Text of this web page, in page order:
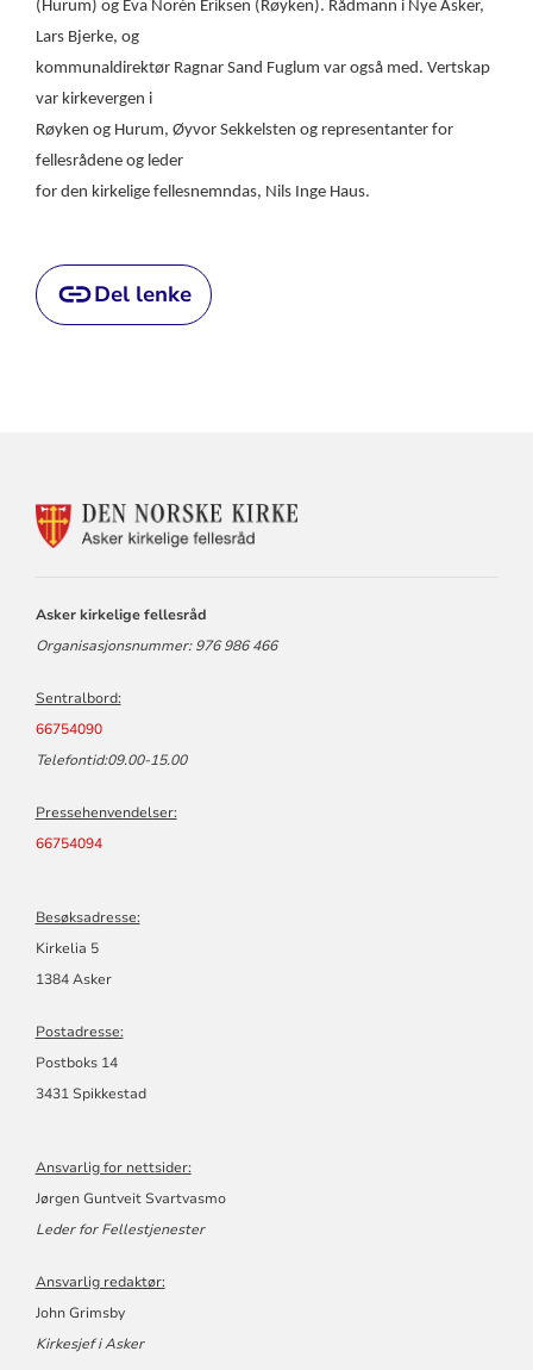
(Hurum) og Eva Norén Eriksen (Røyken). Rådmann i Nye Asker,
Lars Bjerke, og
kommunaldirektør Ragnar Sand Fuglum var også med. Vertskap
var kirkevergen i
Røyken og Hurum, Øyvor Sekkelsten og representanter for
fellesrådene og leder
for den kirkelige fellesnemndas, Nils Inge Haus.
Del lenke
KONTAKTINFORMASJON
Asker kirkelige fellesråd
Organisasjonsnummer: 976 986 466
Sentralbord:
66754090
Telefontid:09.00-15.00
Pressehenvendelser:
66754094
Besøksadresse:
Kirkelia 5
1384 Asker
Postadresse:
Postboks 14
3431 Spikkestad
Ansvarlig for nettsider:
Jørgen Guntveit Svartvasmo
Leder for Fellestjenester
Ansvarlig redaktør:
John Grimsby
Kirkesjef i Asker